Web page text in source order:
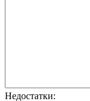
Недостатки: